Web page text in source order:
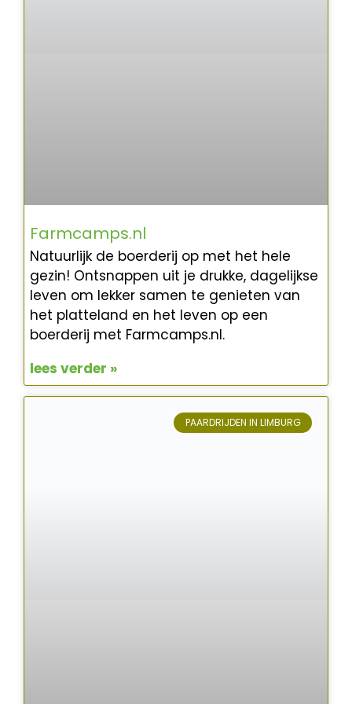
Farmcamps.nl
Natuurlijk de boerderij op met het hele
gezin! Ontsnappen uit je drukke, dagelijkse
leven om lekker samen te genieten van
het platteland en het leven op een
boerderij met Farmcamps.nl.
lees verder »
PAARDRIJDEN IN LIMBURG